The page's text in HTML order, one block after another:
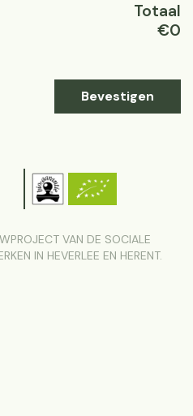
Totaal
€0
Bevestigen
VAN DE SOCIALE
IN HEVERLEE EN HERENT.